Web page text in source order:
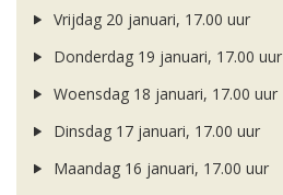
Vrijdag 20 januari, 17.00 uur
Donderdag 19 januari, 17.00 uur
Woensdag 18 januari, 17.00 uur
Dinsdag 17 januari, 17.00 uur
Maandag 16 januari, 17.00 uur